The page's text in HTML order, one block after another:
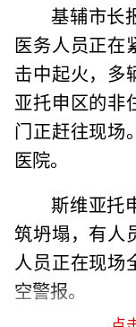
基辅市长
医务人员正在
击中起火，多
亚托申区的非
门正赶往现场
医院。
斯维亚托
筑坍塌，有人
人员正在现场
空警报。